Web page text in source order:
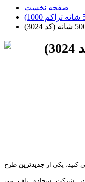
صفحه نخست
کنید، یکی ازجدیدترین طرح